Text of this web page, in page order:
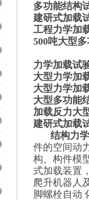
多功能结构
建研式加载
工程力学加
500吨大型
力学加载试
大型力学加
大型力学加
大型多功能
加载反力大
建研式加载
结构力学
件的空间动
构、构件模
式加载装置
爬升机器人
脚螺栓自动